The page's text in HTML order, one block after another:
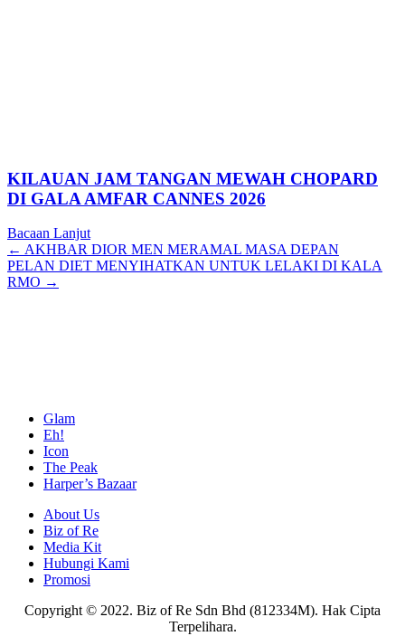
KILAUAN JAM TANGAN MEWAH CHOPARD
DI GALA AMFAR CANNES 2026
Bacaan Lanjut
Posts
navigation
← AKHBAR DIOR MEN MERAMAL MASA DEPAN
PELAN DIET MENYIHATKAN UNTUK LELAKI DI KALA
RMO →
Glam
Eh!
Icon
The Peak
Harper’s Bazaar
About Us
Biz of Re
Media Kit
Hubungi Kami
Promosi
Copyright © 2022. Biz of Re Sdn Bhd (812334M). Hak Cipta
Terpelihara.